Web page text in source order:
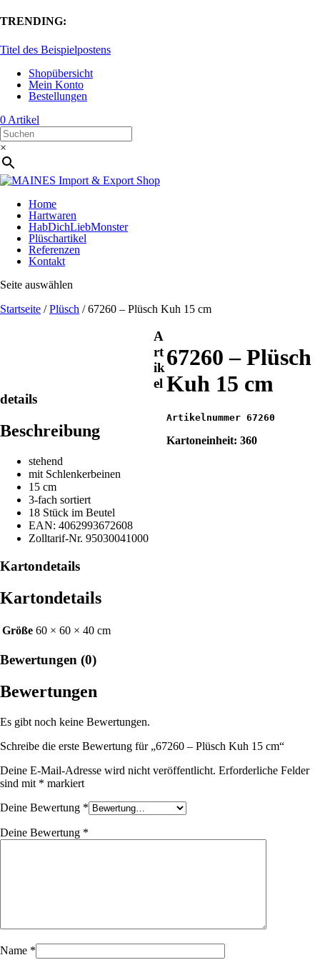
TRENDING:
Titel des Beispielpostens
Shopübersicht
Mein Konto
Bestellungen
0 Artikel
×
Home
Hartwaren
HabDichLiebMonster
Plüschartikel
Referenzen
Kontakt
Seite auswählen
Startseite /Plüsch / 67260 – Plüsch Kuh 15 cm
67260 – Plüsch
Kuh 15 cm
Artikelnummer 67260
Kartoneinheit: 360
A
rt
ik
el
details
Beschreibung
stehend
mit Schlenkerbeinen
15 cm
3-fach sortiert
18 Stück im Beutel
EAN: 4062993672608
Zolltarif-Nr. 95030041000
Kartondetails
Kartondetails
Größe 60 × 60 × 40 cm
Bewertungen (0)
Bewertungen
Es gibt noch keine Bewertungen.
Schreibe die erste Bewertung für „67260 – Plüsch Kuh 15 cm“
Deine E-Mail-Adresse wird nicht veröffentlicht. Erforderliche Felder
sind mit * markiert
Deine Bewertung *
Deine Bewertung *
Name *